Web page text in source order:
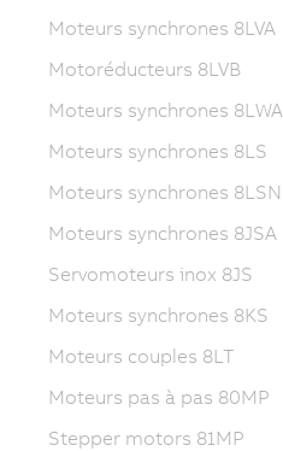
Moteurs synchrones 8LVA
Motoréducteurs 8LVB
Moteurs synchrones 8LWA
Moteurs synchrones 8LS
Moteurs synchrones 8LSN
Moteurs synchrones 8JSA
Servomoteurs inox 8JS
Moteurs synchrones 8KS
Moteurs couples 8LT
Moteurs pas à pas 80MP
Stepper motors 81MP